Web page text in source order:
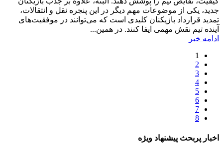
جدید، یکی از موضوعات مهم دیگر در این پنجره نقل و انتقالات،
تمدید قرارداد بازیکنان کلیدی است که می‌توانند در موفقیت‌های
آینده تیم نقش مهمی ایفا کنند. ​در همین...
ادامه خبر
1
2
3
4
5
6
7
8
اخبار پربحث پیشنهاد ویژه